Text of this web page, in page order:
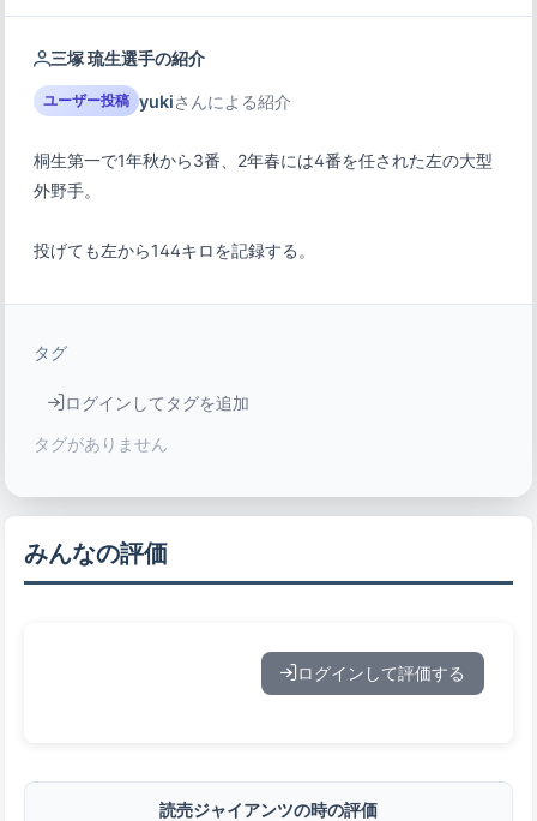
三塚 琉生選手の紹介
ユーザー投稿 yukiさんによる紹介
桐生第一で1年秋から3番、2年春には4番を任された左の大型
投げても左から144キロを記録する。
タグ
ログインしてタグを追加
タグがありません
みんなの評価
ログインして評価する
読売ジャイアンツの時の評価